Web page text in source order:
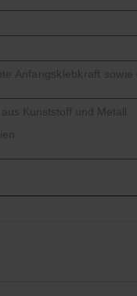
Anfangsklebkraft sowie
Kunststoff und Metall